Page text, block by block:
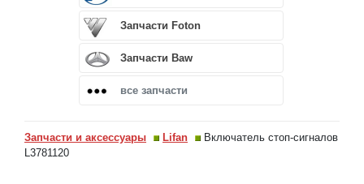
Запчасти Foton
Запчасти Baw
все запчасти
Запчасти и аксессуары Lifan
Включатель стоп-сигналов
L3781120